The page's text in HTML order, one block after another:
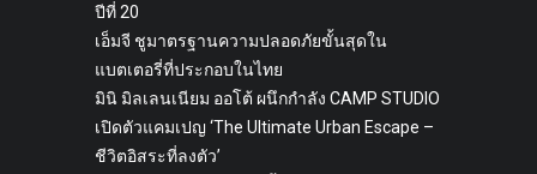
ปีที่ 20
เอ็มจี ชูมาตรฐานความปลอดภัยขั้นสุดใน
แบตเตอรี่ที่ประกอบในไทย
มินิ มิลเลนเนียม ออโต้ ผนึกกำลัง CAMP STUDIO
เปิดตัวแคมเปญ ‘The Ultimate Urban Escape –
ชีวิตอิสระที่ลงตัว’